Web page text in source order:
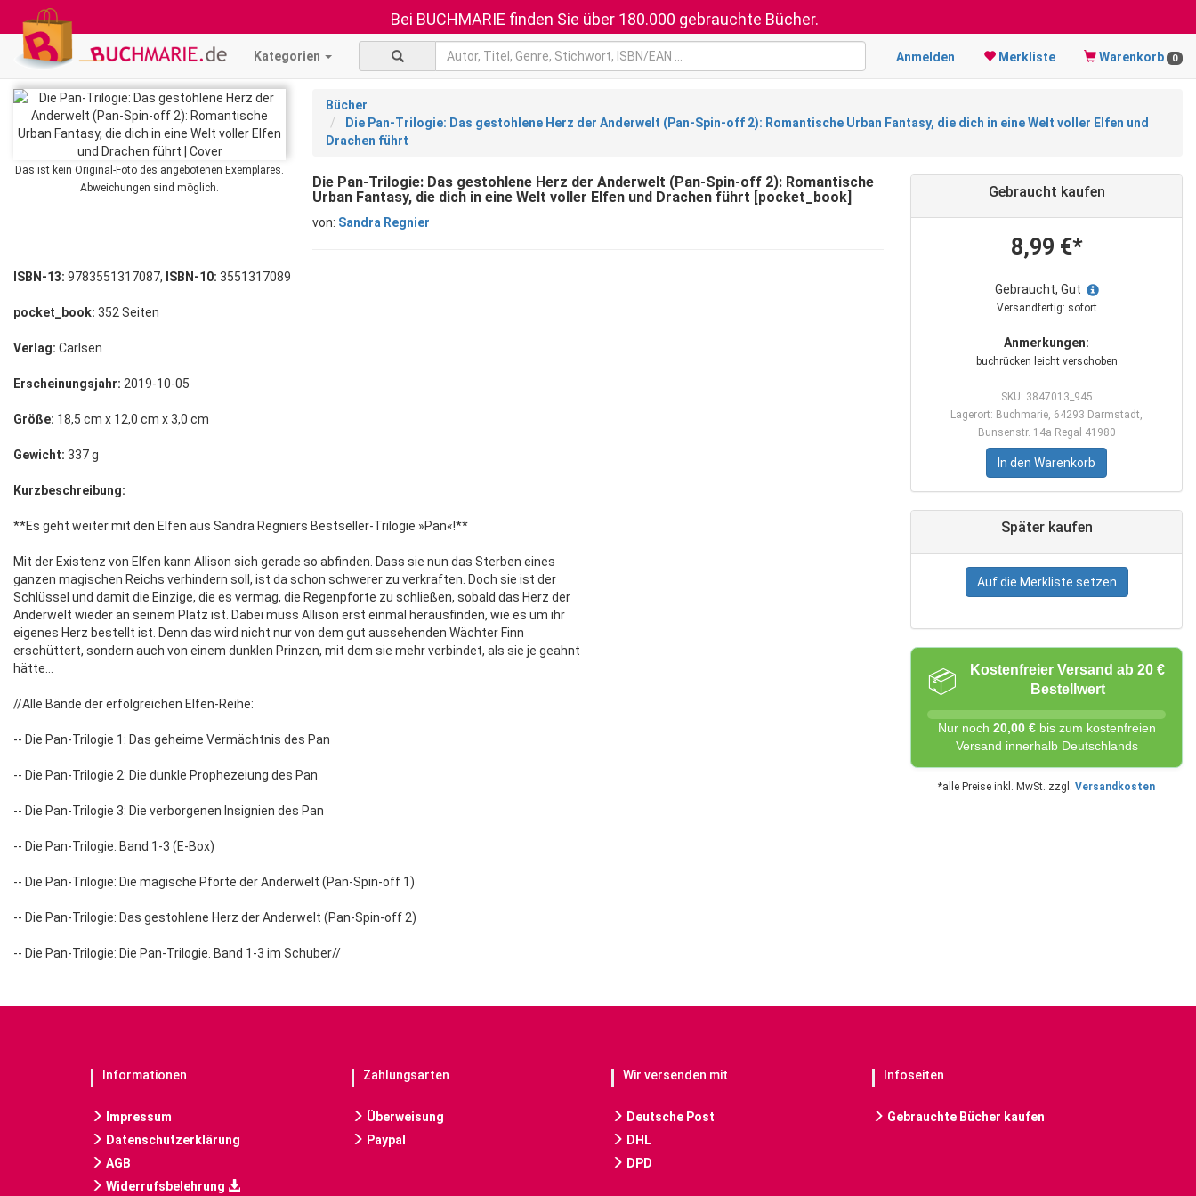
Bei BUCHMARIE finden Sie über 180.000 gebrauchte Bücher.
Kategorien Anmelden Merkliste Warenkorb 0
Das ist kein Original-Foto des angebotenen Exemplares.
Abweichungen sind möglich.
Bücher
Die Pan-Trilogie: Das gestohlene Herz der Anderwelt (Pan-Spin-off 2): Romantische Urban Fantasy, die dich in eine Welt voller Elfen und
Drachen führt
Die Pan-Trilogie: Das gestohlene Herz der Anderwelt (Pan-Spin-off 2): Romantische
Urban Fantasy, die dich in eine Welt voller Elfen und Drachen führt [pocket_book]
von: Sandra Regnier
Gebraucht kaufen
8,99 €*
Gebraucht, Gut
Versandfertig: sofort
Anmerkungen:
buchrücken leicht verschoben
SKU: 3847013_945
Lagerort: Buchmarie, 64293 Darmstadt,
Bunsenstr. 14a Regal 41980
In den Warenkorb
Später kaufen
Auf die Merkliste setzen
📦
Kostenfreier Versand ab 20 €
Bestellwert
Nur noch 20,00 €bis zum kostenfreien
Versand innerhalb Deutschlands
*alle Preise inkl. MwSt. zzgl. Versandkosten
ISBN-13: 9783551317087, ISBN-10: 3551317089
pocket_book: 352 Seiten
Verlag: Carlsen
Erscheinungsjahr: 2019-10-05
Größe: 18,5 cm x 12,0 cm x 3,0 cm
Gewicht: 337 g
Kurzbeschreibung:
**Es geht weiter mit den Elfen aus Sandra Regniers Bestseller-Trilogie »Pan«!**
Mit der Existenz von Elfen kann Allison sich gerade so abfinden. Dass sie nun das Sterben eines
ganzen magischen Reichs verhindern soll, ist da schon schwerer zu verkraften. Doch sie ist der
Schlüssel und damit die Einzige, die es vermag, die Regenpforte zu schließen, sobald das Herz der
Anderwelt wieder an seinem Platz ist. Dabei muss Allison erst einmal herausfinden, wie es um ihr
eigenes Herz bestellt ist. Denn das wird nicht nur von dem gut aussehenden Wächter Finn
erschüttert, sondern auch von einem dunklen Prinzen, mit dem sie mehr verbindet, als sie je geahnt
hätte...
//Alle Bände der erfolgreichen Elfen-Reihe:
-- Die Pan-Trilogie 1: Das geheime Vermächtnis des Pan
-- Die Pan-Trilogie 2: Die dunkle Prophezeiung des Pan
-- Die Pan-Trilogie 3: Die verborgenen Insignien des Pan
-- Die Pan-Trilogie: Band 1-3 (E-Box)
-- Die Pan-Trilogie: Die magische Pforte der Anderwelt (Pan-Spin-off 1)
-- Die Pan-Trilogie: Das gestohlene Herz der Anderwelt (Pan-Spin-off 2)
-- Die Pan-Trilogie: Die Pan-Trilogie. Band 1-3 im Schuber//
Informationen
Impressum
Datenschutzerklärung
AGB
Widerrufsbelehrung
Zahlungsarten
Überweisung
Paypal
Wir versenden mit
Deutsche Post
DHL
DPD
Infoseiten
Gebrauchte Bücher kaufen